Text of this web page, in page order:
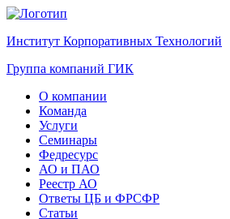
Институт Корпоративных Технологий
Группа компаний ГИК
О компании
Команда
Услуги
Семинары
Федресурс
АО и ПАО
Реестр АО
Ответы ЦБ и ФРСФР
Статьи